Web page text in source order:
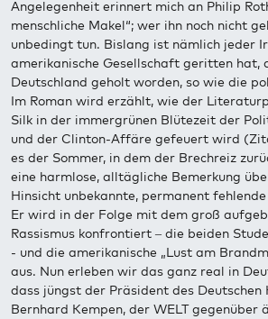
Angelegenheit erinnert mich an Philip
menschliche Makel“; wer ihn noch nicht
unbedingt tun. Bislang ist nämlich jeder
amerikanische Gesellschaft geritten hat,
Deutschland geholt worden, so wie die
Im Roman wird erzählt, wie der
Silk in der immergrünen Blütezeit der
und der Clinton-Affäre gefeuert wird
es der Sommer, in dem der Brechreiz
eine harmlose, alltägliche Bemerkung
Hinsicht unbekannte, permanent
Er wird in der Folge mit dem groß
Rassismus konfrontiert – die beiden
- und die amerikanische „Lust am
aus. Nun erleben wir das ganz real in
dass jüngst der Präsident des Deutschen
Bernhard Kempen, der WELT gegenüber